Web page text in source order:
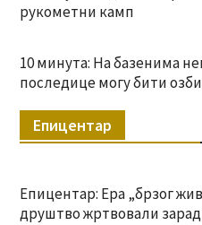
рукометни камп
10 минута: На базенима
последице могу бити
Епицентар
Епицентар: Ера „брзог
друштво жртвовали